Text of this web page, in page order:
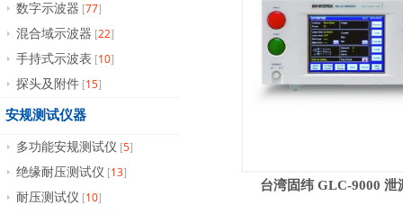
数字示波器 [77]
混合域示波器 [22]
手持式示波表 [10]
探头及附件 [15]
安规测试仪器
多功能安规测试仪 [5]
绝缘耐压测试仪 [13]
耐压测试仪 [10]
台湾固纬 GLC-9000 泄